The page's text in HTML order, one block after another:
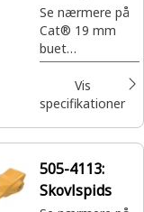
19 mm
Se nærmere på
Cat® 19 mm
buet
planeringsskær,
del 7D-1577, der
kan trænge
ned i overflader
takket skær ved
finplanering og
Vis
specifikationer
505-4113:
Skovlspids